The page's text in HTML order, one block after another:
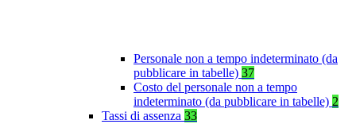
Personale non a tempo indeterminato (da
pubblicare in tabelle) 37
Costo del personale non a tempo
indeterminato (da pubblicare in tabelle) 2
Tassi di assenza 33